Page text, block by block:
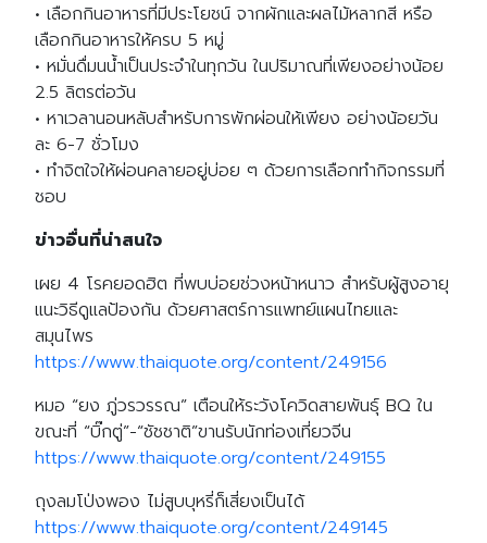
• เลือกกินอาหารที่มีประโยชน์ จากผักและผลไม้หลากสี หรือ
เลือกกินอาหารให้ครบ 5 หมู่
• หมั่นดื่มนน้ำเป็นประจำในทุกวัน ในปริมาณที่เพียงอย่างน้อย
2.5 ลิตรต่อวัน
• หาเวลานอนหลับสำหรับการพักผ่อนให้เพียง อย่างน้อยวัน
ละ 6-7 ชั่วโมง
• ทำจิตใจให้ผ่อนคลายอยู่บ่อย ๆ ด้วยการเลือกทำกิจกรรมที่
ชอบ
ข่าวอื่นที่น่าสนใจ
เผย 4 โรคยอดฮิต ที่พบบ่อยช่วงหน้าหนาว สำหรับผู้สูงอายุ
แนะวิธีดูแลป้องกัน ด้วยศาสตร์การแพทย์แผนไทยและ
สมุนไพร
https://www.thaiquote.org/content/249156
หมอ “ยง ภู่วรวรรณ” เตือนให้ระวังโควิดสายพันธุ์ BQ ใน
ขณะที่ “บิ๊กตู่”-“ชัชชาติ”ขานรับนักท่องเที่ยวจีน
https://www.thaiquote.org/content/249155
ถุงลมโป่งพอง ไม่สูบบุหรี่ก็เสี่ยงเป็นได้
https://www.thaiquote.org/content/249145